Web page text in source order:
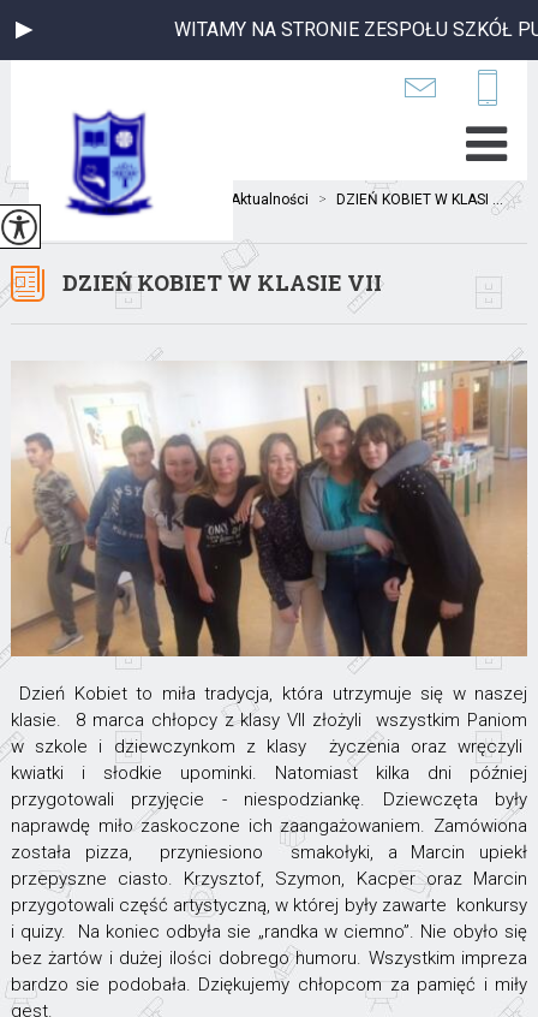
WITAMY NA STRONIE ZESPOŁU SZKÓŁ
Jesteś tutaj: Aktualności > DZIEŃ KOBIET W KLASI ...
DZIEŃ KOBIET W KLASIE VII
Dzień Kobiet to miła tradycja, która utrzymuje się w naszej
klasie. 8 marca chłopcy z klasy VII złożyli wszystkim Paniom
w szkole i dziewczynkom z klasy życzenia oraz wręczyli
kwiatki i słodkie upominki. Natomiast kilka dni później
przygotowali przyjęcie - niespodziankę. Dziewczęta były
naprawdę miło zaskoczone ich zaangażowaniem. Zamówiona
została pizza, przyniesiono smakołyki, a Marcin upiekł
przepyszne ciasto. Krzysztof, Szymon, Kacper oraz Marcin
przygotowali część artystyczną, w której były zawarte konkursy
i quizy. Na koniec odbyła sie „randka w ciemno”. Nie obyło się
bez żartów i dużej ilości dobrego humoru. Wszystkim impreza
bardzo sie podobała. Dziękujemy chłopcom za pamięć i miły
gest.